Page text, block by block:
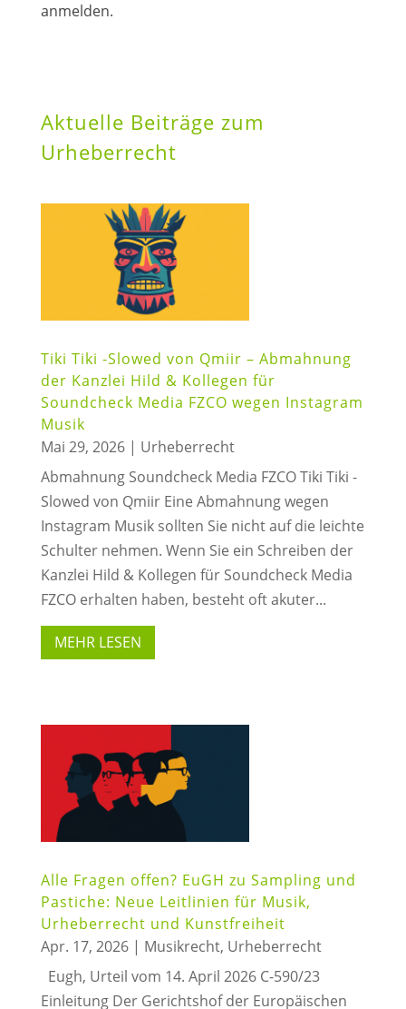
anmelden.
Aktuelle Beiträge zum
Urheberrecht
Tiki Tiki -Slowed von Qmiir – Abmahnung
der Kanzlei Hild & Kollegen für
Soundcheck Media FZCO wegen Instagram
Musik
Mai 29, 2026| Urheberrecht
Abmahnung Soundcheck Media FZCO Tiki Tiki -
Slowed von Qmiir Eine Abmahnung wegen
Instagram Musik sollten Sie nicht auf die leichte
Schulter nehmen. Wenn Sie ein Schreiben der
Kanzlei Hild & Kollegen für Soundcheck Media
FZCO erhalten haben, besteht oft akuter...
MEHR LESEN
Alle Fragen offen? EuGH zu Sampling und
Pastiche: Neue Leitlinien für Musik,
Urheberrecht und Kunstfreiheit
Apr. 17, 2026| Musikrecht, Urheberrecht
Eugh, Urteil vom 14. April 2026 C-590/23
Einleitung Der Gerichtshof der Europäischen